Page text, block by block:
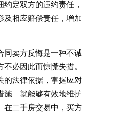
约定双方的违约责任，
及相应赔偿责任，增加
同卖方反悔是一种不诚
不必因此而惊慌失措。
的法律依据，掌握应对
施，就能够有效地维护
在二手房交易中，买方